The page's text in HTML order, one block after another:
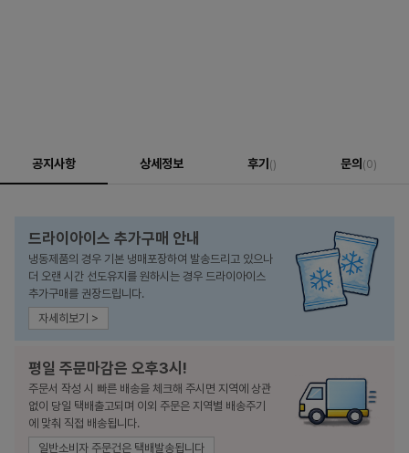
공지사항 상세정보 후기 () 문의 (0)
드라이아이스 추가구매 안내
냉동제품의 경우 기본 냉매포장하여 발송드리고 있으나
더 오랜 시간 선도유지를 원하시는 경우 드라이아이스
추가구매를 권장드립니다.
자세히보기 >
평일 주문마감은 오후3시!
주문서 작성 시 빠른 배송을 체크해 주시면 지역에 상관
없이 당일 택배출고되며 이외 주문은 지역별 배송주기
에 맞춰 직접 배송됩니다.
일반소비자 주문건은 택배발송됩니다